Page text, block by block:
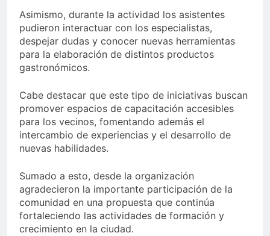
Asimismo, durante la actividad los asistentes
pudieron interactuar con los especialistas,
despejar dudas y conocer nuevas herramientas
para la elaboración de distintos productos
gastronómicos.
Cabe destacar que este tipo de iniciativas buscan
promover espacios de capacitación accesibles
para los vecinos, fomentando además el
intercambio de experiencias y el desarrollo de
nuevas habilidades.
Sumado a esto, desde la organización
agradecieron la importante participación de la
comunidad en una propuesta que continúa
fortaleciendo las actividades de formación y
crecimiento en la ciudad.